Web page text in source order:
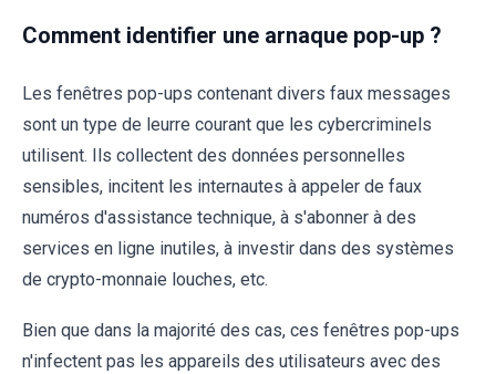
Comment identifier une arnaque pop-up ?
Les fenêtres pop-ups contenant divers faux messages
sont un type de leurre courant que les cybercriminels
utilisent. Ils collectent des données personnelles
sensibles, incitent les internautes à appeler de faux
numéros d'assistance technique, à s'abonner à des
services en ligne inutiles, à investir dans des systèmes
de crypto-monnaie louches, etc.
Bien que dans la majorité des cas, ces fenêtres pop-ups
n'infectent pas les appareils des utilisateurs avec des